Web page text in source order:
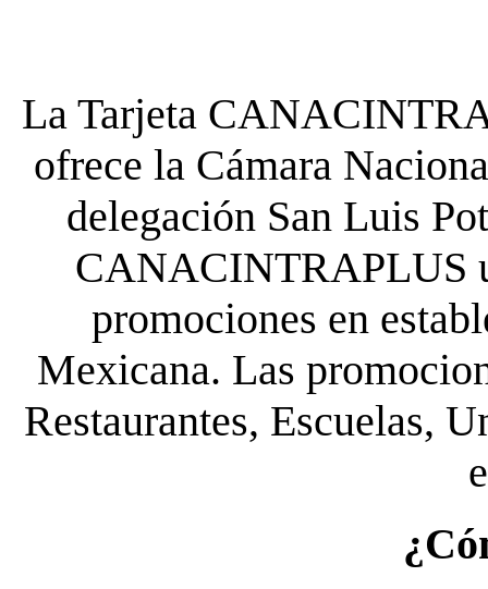
La Tarjeta
ofrece la Cámara
delegación San Luis
CANACINTRAPLUS
promociones en
Mexicana. Las
Restaurantes, Escuelas,